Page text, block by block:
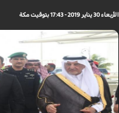
الأربعاء 30 يناير 2019 - 17:43 بتوقيت مكة